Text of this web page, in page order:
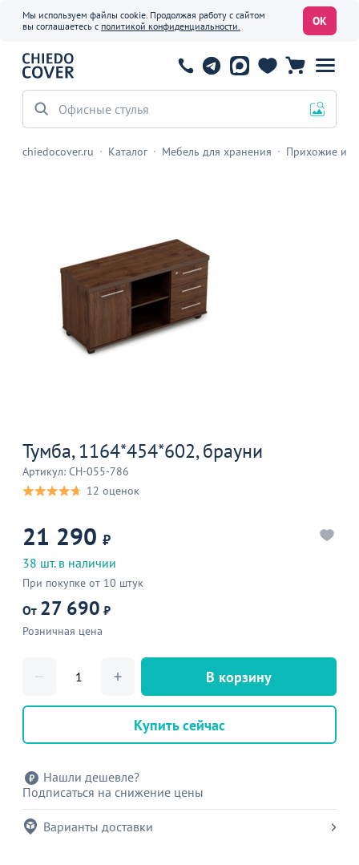
Мы используем файлы cookie. Продолжая работу с сайтом
вы соглашаетесь с политикой конфиденциальности. ОК
Офисные стулья
chiedocover.ru Каталог Мебель для хранения Прихожие и
Тумба, 1164*454*602, брауни
Артикул: CH-055-786
12 оценок
21 290 ₽
38 шт. в наличии
При покупке от 10 штук
От 27 690 ₽
Розничная цена
В корзину
Купить сейчас
Нашли дешевле?
Подписаться на снижение цены
Варианты доставки